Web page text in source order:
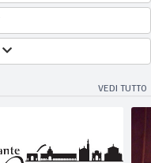
VEDI TUTTO